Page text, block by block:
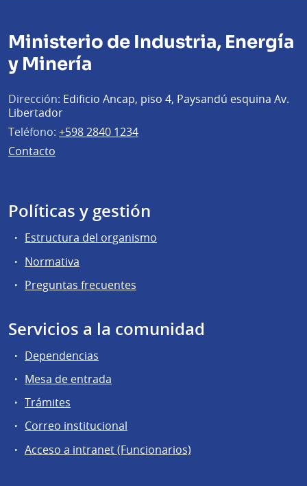
Ministerio de Industria, Energía
y Minería
Dirección: Edificio Ancap, piso 4, Paysandú esquina Av.
Libertador
Teléfono: +598 2840 1234
Contacto
Políticas y gestión
Estructura del organismo
Normativa
Preguntas frecuentes
Servicios a la comunidad
Dependencias
Mesa de entrada
Trámites
Correo institucional
Acceso a intranet (Funcionarios)